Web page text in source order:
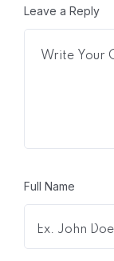
Leave a Reply
Full Name